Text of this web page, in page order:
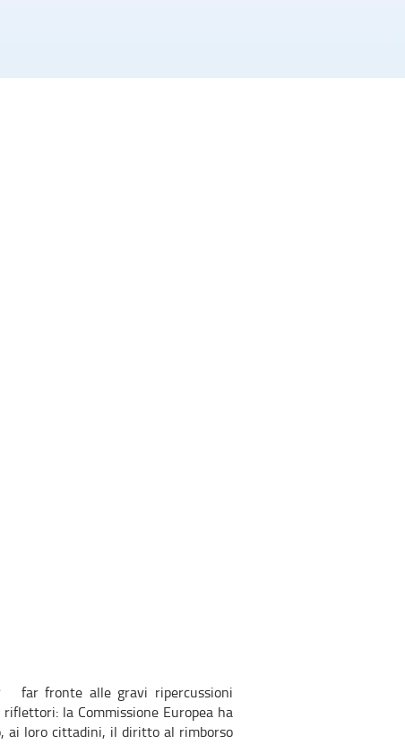
far fronte alle gravi ripercussioni
la Commissione Europea ha
ai loro cittadini, il diritto al rimborso